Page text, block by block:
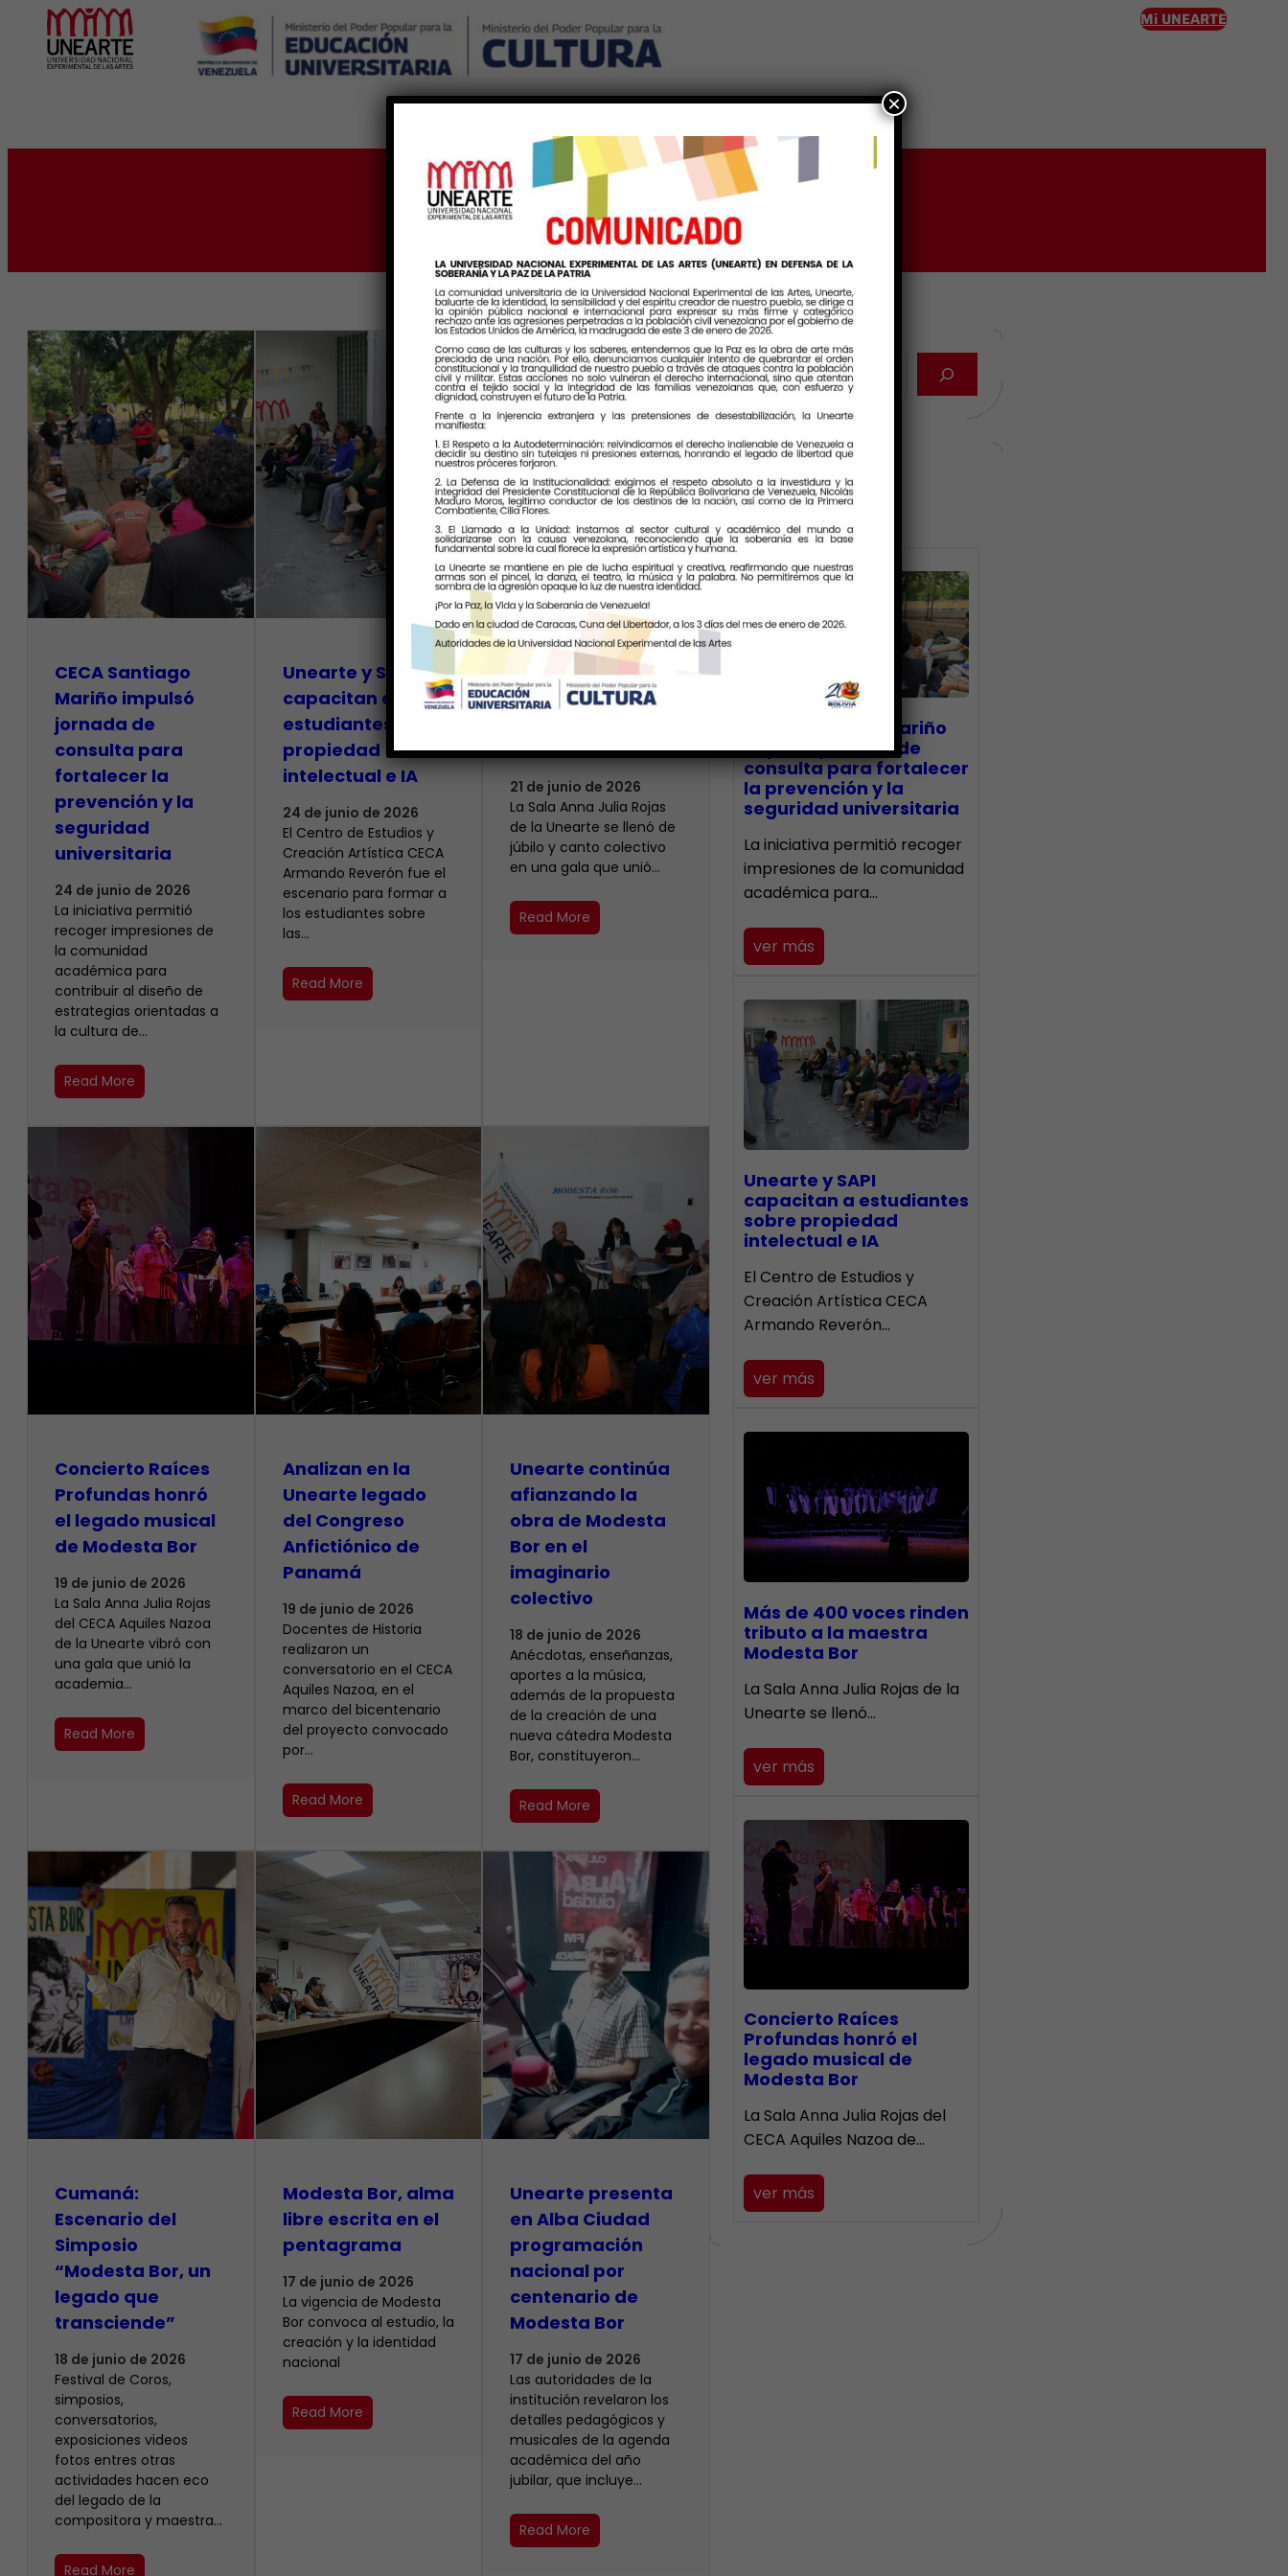
Mi UNEARTE
Ingreso
Etiqueta: docentesuniversitarios
CECA Santiago
Mariño impulsó
jornada de
consulta para
fortalecer la
prevención y la
seguridad
universitaria
24 de junio de 2026
La iniciativa permitió
recoger impresiones de
la comunidad
académica para
contribuir al diseño de
estrategias orientadas a
la cultura de…
Read More
Unearte y SAPI
capacitan a
estudiantes sobre
propiedad
intelectual e IA
24 de junio de 2026
El Centro de Estudios y
Creación Artística CECA
Armando Reverón fue el
escenario para formar a
los estudiantes sobre
las…
Read More
Más de 400 voces
rinden tributo a la
Bor
21 de junio de 2026
​La Sala Anna Julia Rojas
de la Unearte se llenó de
júbilo y canto colectivo
en una gala que unió…
Read More
​Concierto Raíces
Profundas honró
el legado musical
de Modesta Bor
19 de junio de 2026
La Sala Anna Julia Rojas
del CECA Aquiles Nazoa
de la Unearte vibró con
una gala que unió la
academia…
Read More
Analizan en la
Unearte legado
del Congreso
Anfictiónico de
Panamá
19 de junio de 2026
Docentes de Historia
realizaron un
conversatorio en el CECA
Aquiles Nazoa, en el
marco del bicentenario
del proyecto convocado
por…
Read More
Unearte continúa
afianzando la
obra de Modesta
Bor en el
imaginario
colectivo
18 de junio de 2026
Anécdotas, enseñanzas,
aportes a la música,
además de la propuesta
de la creación de una
nueva cátedra Modesta
Bor, constituyeron…
Read More
Cumaná:
Escenario del
Simposio
“Modesta Bor, un
legado que
transciende”
18 de junio de 2026
Festival de Coros,
simposios,
conversatorios,
exposiciones videos
fotos entres otras
actividades hacen eco
del legado de la
compositora y maestra…
Read More
Modesta Bor, alma
libre escrita en el
pentagrama
17 de junio de 2026
La vigencia de Modesta
Bor convoca al estudio, la
creación y la identidad
nacional
Read More
​Unearte presenta
en Alba Ciudad
programación
nacional por
centenario de
Modesta Bor
17 de junio de 2026
Las autoridades de la
institución revelaron los
detalles pedagógicos y
musicales de la agenda
académica del año
jubilar, que incluye…
Read More
Últimas Noticias
CECA Santiago Mariño
impulsó jornada de
consulta para fortalecer
la prevención y la
seguridad universitaria
La iniciativa permitió recoger
impresiones de la comunidad
académica para…
ver más
Unearte y SAPI
capacitan a estudiantes
sobre propiedad
intelectual e IA
El Centro de Estudios y
Creación Artística CECA
Armando Reverón…
ver más
Más de 400 voces rinden
tributo a la maestra
Modesta Bor
​La Sala Anna Julia Rojas de la
Unearte se llenó…
ver más
​Concierto Raíces
Profundas honró el
legado musical de
Modesta Bor
La Sala Anna Julia Rojas del
CECA Aquiles Nazoa de…
ver más
×